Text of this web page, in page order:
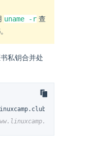
uname -r 查
私钥合并处